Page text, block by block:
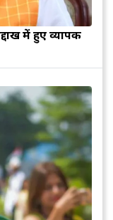
में हुए व्यापक